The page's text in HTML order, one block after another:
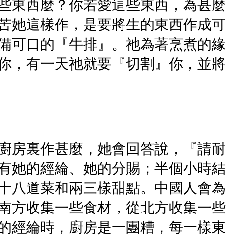
東西麼？你若愛這些東西，為甚麼
她這樣作，是要將生的東西作成可
可口的『牛排』。祂為著烹煮的緣
，有一天祂就要『切割』你，並將
房裏作甚麼，她會回答說，『請耐
她的經綸、她的分賜；半個小時結
八道菜和兩三樣甜點。中國人會為
方收集一些食材，從北方收集一些
經綸時，廚房是一團糟，每一樣東